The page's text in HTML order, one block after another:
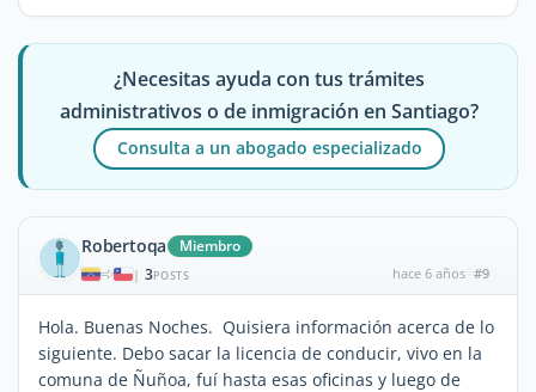
¿Necesitas ayuda con tus trámites
administrativos o de inmigración en Santiago?
Consulta a un abogado especializado
Robertoqa Miembro
| 3POSTS hace 6 años #9
Hola. Buenas Noches. Quisiera información acerca de lo
siguiente. Debo sacar la licencia de conducir, vivo en la
comuna de Ñuñoa, fuí hasta esas oficinas y luego de